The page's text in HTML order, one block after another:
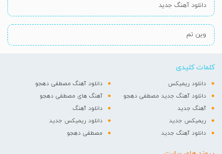
دانلود آهنگ جدید
وین تم
کلمات کلیدی
دانلود ریمیکس
دانلود آهنگ مصطفی دهجو
دانلود آهنگ جدید مصطفی دهجو
آهنگ های مصطفی دهجو
آهنگ جدید
دانلود آهنگ
ریمیکس جدید
دانلود ریمیکس جدید
دانلود آهنگ جدید
مصطفی دهجو